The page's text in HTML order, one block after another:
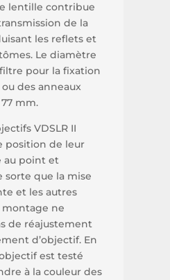
lentille contribue
de la
les reflets et
Le diamètre
pour la fixation
des anneaux
mm.
VDSLR II
position de leur
au point et
sorte que la mise
et les autres
montage ne
de réajustement
d’objectif. En
est testé
à la couleur des